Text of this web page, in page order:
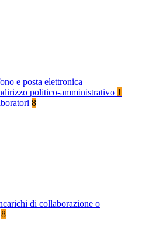
e posta elettronica
politico-amministrativo 1
8
di collaborazione o
8